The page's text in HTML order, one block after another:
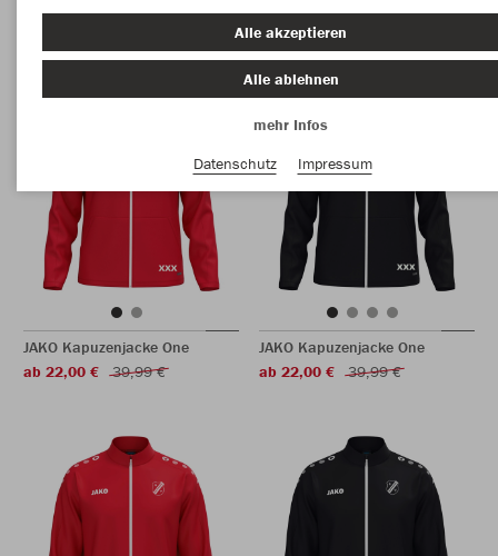
JAKO Kapuzenjacke One
ab 22,00 €
39,99 €
JAKO Kapuzenjacke One
ab 22,00 €
39,99 €
Alle akzeptieren
Alle ablehnen
mehr Infos
Datenschutz
Impressum